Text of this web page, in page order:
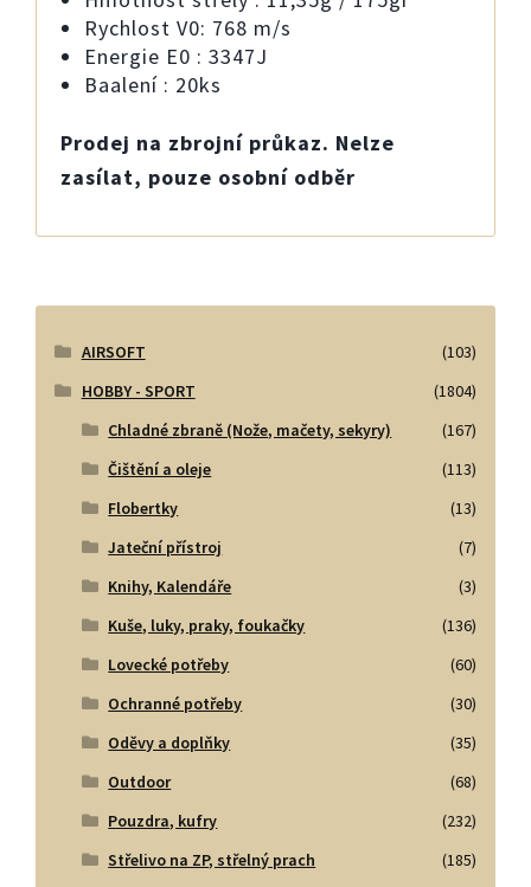
Rychlost V0: 768 m/s
Energie E0 : 3347J
Baalení : 20ks
Prodej na zbrojní průkaz. Nelze
zasílat, pouze osobní odběr
AIRSOFT
(103)
HOBBY - SPORT
(1804)
Chladné zbraně (Nože, mačety, sekyry)
(167)
Čištění a oleje
(113)
Flobertky
(13)
Jateční přístroj
(7)
Knihy, Kalendáře
(3)
Kuše, luky, praky, foukačky
(136)
Lovecké potřeby
(60)
Ochranné potřeby
(30)
Oděvy a doplňky
(35)
Outdoor
(68)
Pouzdra, kufry
(232)
Střelivo na ZP, střelný prach
(185)